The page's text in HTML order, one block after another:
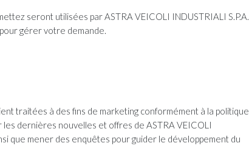
seront utilisées par ASTRA VEICOLI INDUSTRIALI S.P.A.
gérer votre demande.
traitées à des fins de marketing conformément à la politique
dernières nouvelles et offres de ASTRA VEICOLI
que mener des enquêtes pour guider le développement du